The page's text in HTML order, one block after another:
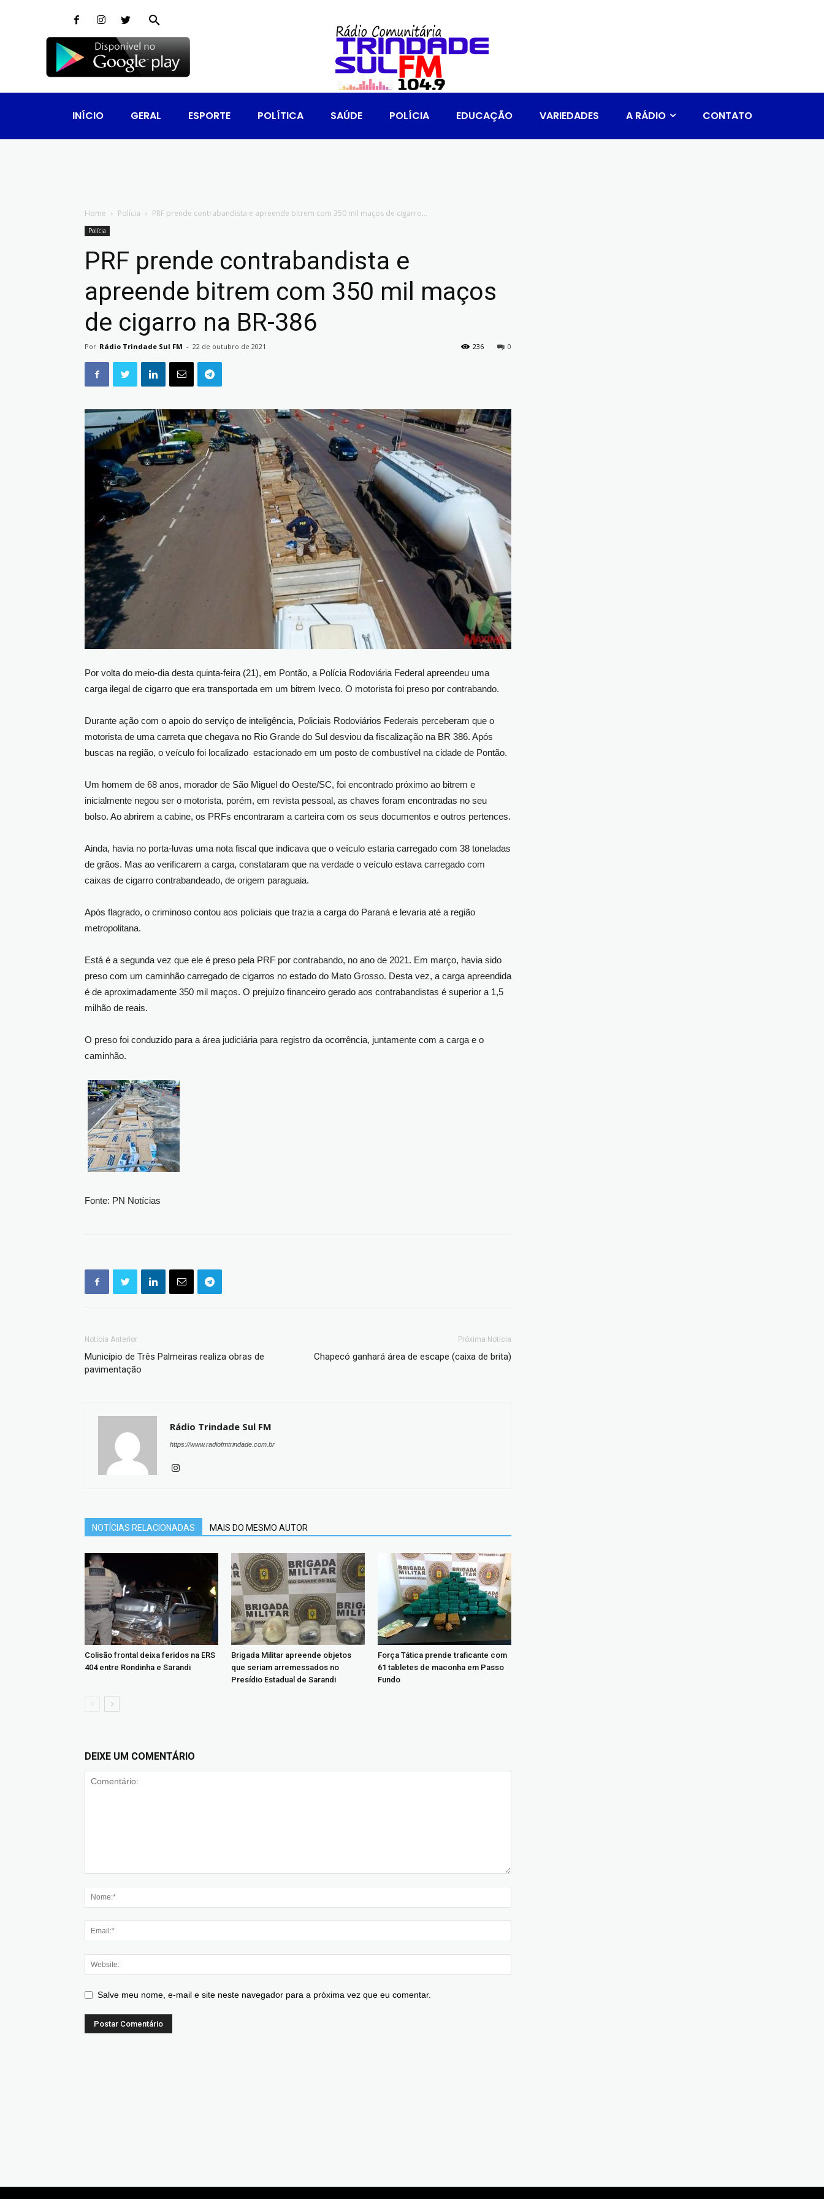
INÍCIO GERAL ESPORTE POLÍTICA SAÚDE POLÍCIA EDUCAÇÃO VARIEDADES A RÁDIO CONTATO
Home Polícia PRF prende contrabandista e apreende bitrem com 350 mil maços de cigarro...
Polícia
PRF prende contrabandista e
apreende bitrem com 350 mil maços
de cigarro na BR-386
Por Rádio Trindade Sul FM - 22 de outubro de 2021 0
236
Por volta do meio-dia desta quinta-feira (21), em Pontão, a Polícia Rodoviária Federal apreendeu uma
carga ilegal de cigarro que era transportada em um bitrem Iveco. O motorista foi preso por contrabando.
Durante ação com o apoio do serviço de inteligência, Policiais Rodoviários Federais perceberam que o
motorista de uma carreta que chegava no Rio Grande do Sul desviou da fiscalização na BR 386. Após
buscas na região, o veículo foi localizado estacionado em um posto de combustível na cidade de Pontão.
Um homem de 68 anos, morador de São Miguel do Oeste/SC, foi encontrado próximo ao bitrem e
inicialmente negou ser o motorista, porém, em revista pessoal, as chaves foram encontradas no seu
bolso. Ao abrirem a cabine, os PRFs encontraram a carteira com os seus documentos e outros pertences.
Ainda, havia no porta-luvas uma nota fiscal que indicava que o veículo estaria carregado com 38 toneladas
de grãos. Mas ao verificarem a carga, constataram que na verdade o veículo estava carregado com
caixas de cigarro contrabandeado, de origem paraguaia.
Após flagrado, o criminoso contou aos policiais que trazia a carga do Paraná e levaria até a região
metropolitana.
Está é a segunda vez que ele é preso pela PRF por contrabando, no ano de 2021. Em março, havia sido
preso com um caminhão carregado de cigarros no estado do Mato Grosso. Desta vez, a carga apreendida
é de aproximadamente 350 mil maços. O prejuízo financeiro gerado aos contrabandistas é superior a 1,5
milhão de reais.
O preso foi conduzido para a área judiciária para registro da ocorrência, juntamente com a carga e o
caminhão.
Fonte: PN Notícias
Notícia Anterior
Município de Três Palmeiras realiza obras de
pavimentação
Próxima Notícia
Chapecó ganhará área de escape (caixa de brita)
Rádio Trindade Sul FM
https://www.radiofmtrindade.com.br
NOTÍCIAS RELACIONADAS MAIS DO MESMO AUTOR
Colisão frontal deixa feridos na ERS
404 entre Rondinha e Sarandi
Brigada Militar apreende objetos
que seriam arremessados no
Presídio Estadual de Sarandi
Força Tática prende traficante com
61 tabletes de maconha em Passo
Fundo
DEIXE UM COMENTÁRIO
Salve meu nome, e-mail e site neste navegador para a próxima vez que eu comentar.